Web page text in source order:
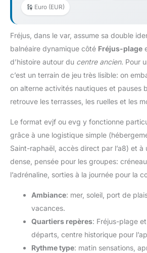
Euro (EUR)
Fréjus, dans le var, assume sa double
balnéaire dynamique côté Fréjus-plage
d’histoire autour du centre ancien. Pour
c’est un terrain de jeu très lisible: on
on alterne activités nautiques et pauses
retrouve les terrasses, les ruelles et les
Le format evjf ou evg y fonctionne
grâce à une logistique simple
Saint-raphaël, accès direct par l’a8) et à
dense, pensée pour les groupes:
l’adrénaline, sorties à la journée pour la
Ambiance: mer, soleil, port de
vacances.
Quartiers repères: Fréjus-plage
départs, centre historique pour
Rythme type: matin sensations,